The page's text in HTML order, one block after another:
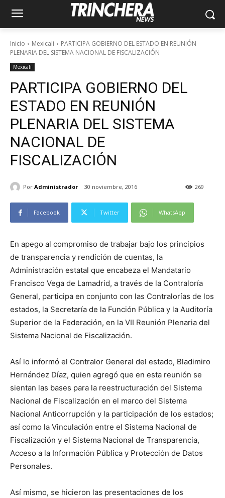
Inicio Mexicali
PARTICIPA GOBIERNO DEL ESTADO EN REUNIÓN
PLENARIA DEL SISTEMA NACIONAL DE FISCALIZACIÓN
Mexicali
PARTICIPA GOBIERNO DEL
ESTADO EN REUNIÓN
PLENARIA DEL SISTEMA
NACIONAL DE
FISCALIZACIÓN
Por Administrador 30 noviembre, 2016 269
Facebook Twitter WhatsApp
En apego al compromiso de trabajar bajo los principios
de transparencia y rendición de cuentas, la
Administración estatal que encabeza el Mandatario
Francisco Vega de Lamadrid, a través de la Contraloría
General, participa en conjunto con las Contralorías de los
estados, la Secretaría de la Función Pública y la Auditoría
Superior de la Federación, en la VII Reunión Plenaria del
Sistema Nacional de Fiscalización.
Así lo informó el Contralor General del estado, Bladimiro
Hernández Díaz, quien agregó que en esta reunión se
sientan las bases para la reestructuración del Sistema
Nacional de Fiscalización en el marco del Sistema
Nacional Anticorrupción y la participación de los estados;
así como la Vinculación entre el Sistema Nacional de
Fiscalización y el Sistema Nacional de Transparencia,
Acceso a la Información Pública y Protección de Datos
Personales.
Así mismo, se hicieron las presentaciones de los